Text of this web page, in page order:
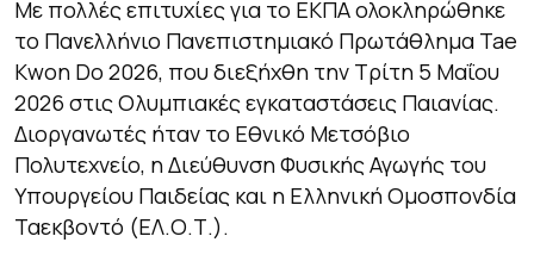
Με πολλές επιτυχίες για το ΕΚΠΑ ολοκληρώθηκε
το Πανελλήνιο Πανεπιστημιακό Πρωτάθλημα Tae
Kwon Do 2026, που διεξήχθη την Τρίτη 5 Μαΐου
2026 στις Ολυμπιακές εγκαταστάσεις Παιανίας.
Διοργανωτές ήταν το Εθνικό Μετσόβιο
Πολυτεχνείο, η Διεύθυνση Φυσικής Αγωγής του
Υπουργείου Παιδείας και η Ελληνική Ομοσπονδία
Ταεκβοντό (ΕΛ.Ο.Τ.).